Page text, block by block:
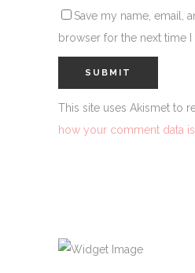
Save my name, email,
browser for the next time
This site uses Akismet to
how your comment data